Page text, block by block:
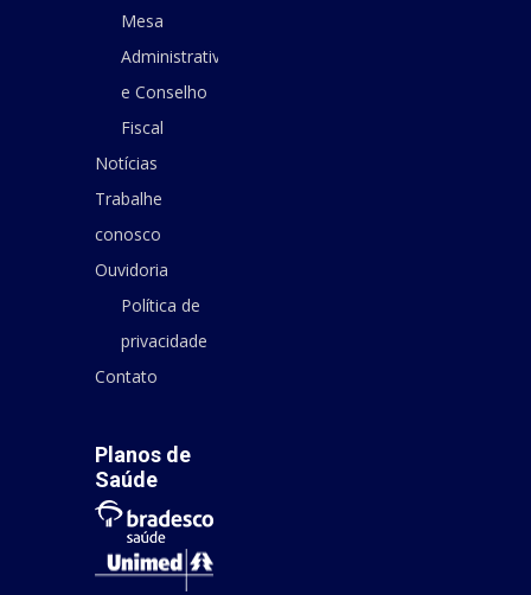
Mesa
Administrativa
e Conselho
Fiscal
Notícias
Trabalhe
conosco
Ouvidoria
Política de
privacidade
Contato
Planos de
Saúde